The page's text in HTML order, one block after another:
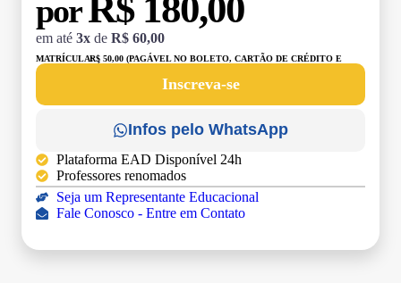
por
em até 3x de R$ 60,00
MATRÍCULA:R$ 50,00 (PAGÁVEL NO BOLETO, CARTÃO DE CRÉDITO E
Inscreva-se
Infos pelo WhatsApp
Plataforma EAD Disponível 24h
Professores renomados
Seja um Representante Educacional
Fale Conosco - Entre em Contato